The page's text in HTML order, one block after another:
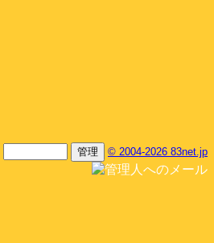
© 2004-2026 83net.jp